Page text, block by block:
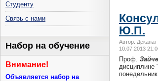
Ю.П.
Автор: Деканат
10.07.2013
Проф.
дисциплине
понедельник
Студенту
Связь с нами
Набор на обучение
Внимание!
Объявляется набор на